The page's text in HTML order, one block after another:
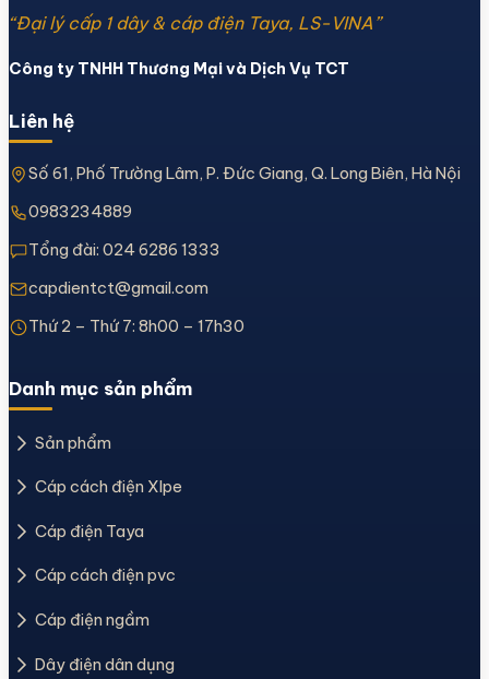
“Đại lý cấp 1 dây & cáp điện Taya, LS-VINA”
Công ty TNHH Thương Mại và Dịch Vụ TCT
Liên hệ
Số 61, Phố Trường Lâm, P. Đức Giang, Q. Long Biên, Hà Nội
0983234889
Tổng đài: 024 6286 1333
capdientct@gmail.com
Thứ 2 – Thứ 7: 8h00 – 17h30
Danh mục sản phẩm
Sản phẩm
Cáp cách điện Xlpe
Cáp điện Taya
Cáp cách điện pvc
Cáp điện ngầm
Dây điện dân dụng